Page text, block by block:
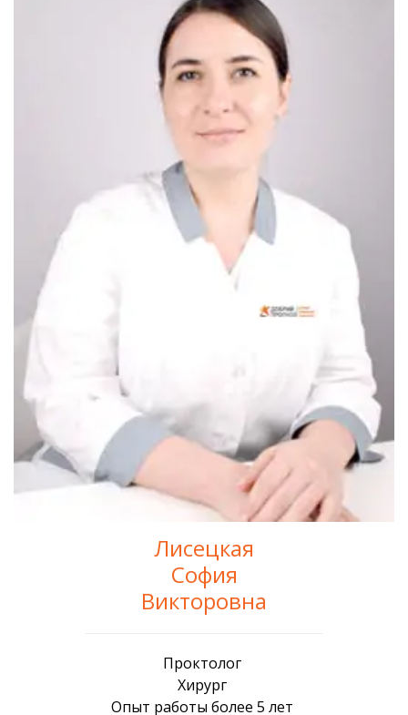
Лисецкая
София
Викторовна